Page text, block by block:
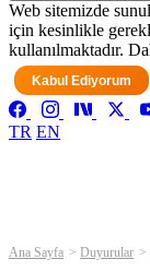
Web sitemizde
için kesinlikle
kullanılmaktadır.
Kabul Ediyorum
TR EN
Ana Sayfa Duyurular